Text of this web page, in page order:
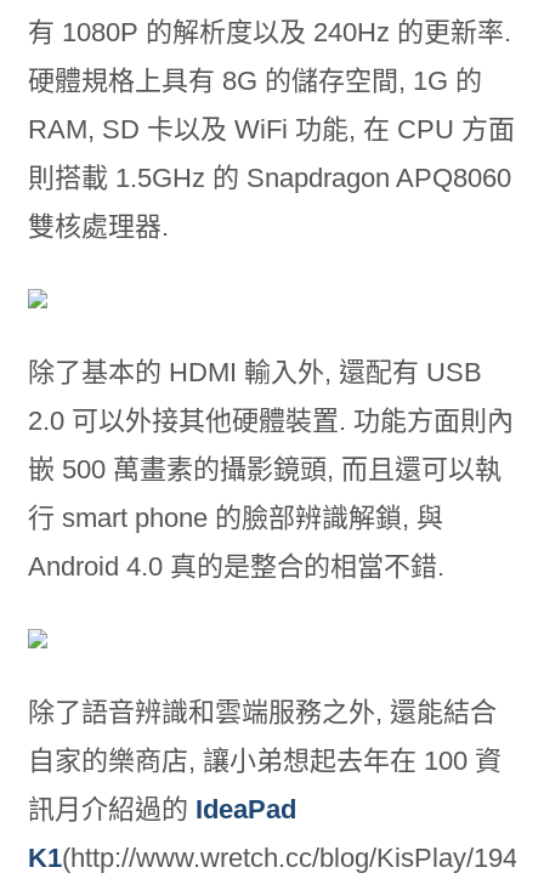
有 1080P 的解析度以及 240Hz 的更新率.
硬體規格上具有 8G 的儲存空間, 1G 的
RAM, SD 卡以及 WiFi 功能, 在 CPU 方面
則搭載 1.5GHz 的 Snapdragon APQ8060
雙核處理器.
除了基本的 HDMI 輸入外, 還配有 USB
2.0 可以外接其他硬體裝置. 功能方面則內
嵌 500 萬畫素的攝影鏡頭, 而且還可以執
行 smart phone 的臉部辨識解鎖, 與
Android 4.0 真的是整合的相當不錯.
除了語音辨識和雲端服務之外, 還能結合
自家的樂商店, 讓小弟想起去年在 100 資
訊月介紹過的 IdeaPad
K1(http://www.wretch.cc/blog/KisPlay/